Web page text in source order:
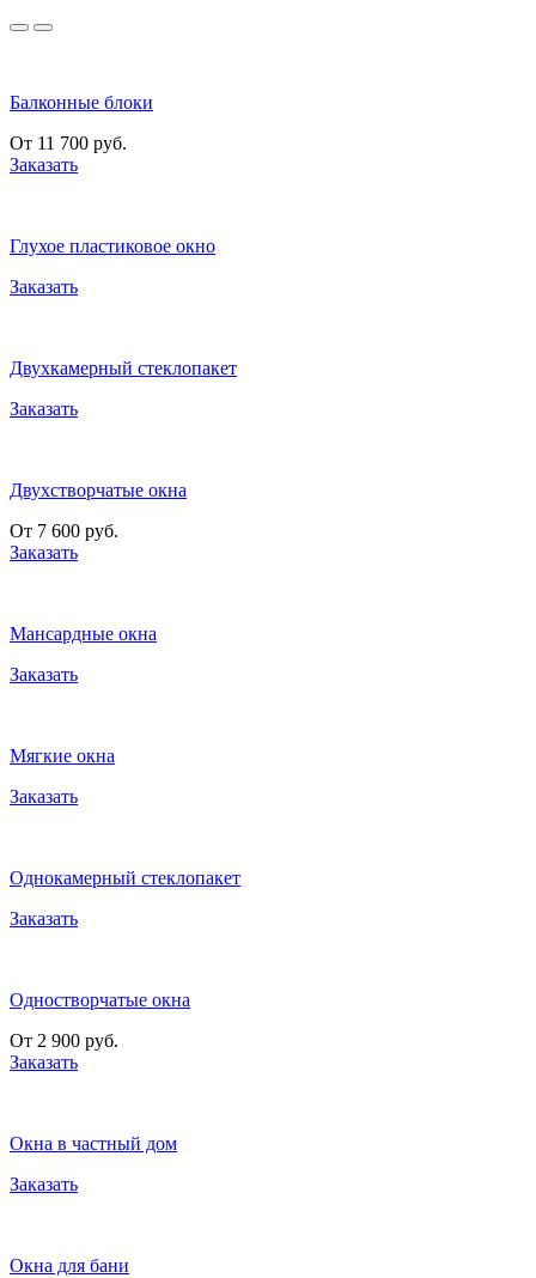
Балконные блоки
От 11 700 руб.
Заказать
Глухое пластиковое окно
Заказать
Двухкамерный стеклопакет
Заказать
Двухстворчатые окна
От 7 600 руб.
Заказать
Мансардные окна
Заказать
Мягкие окна
Заказать
Однокамерный стеклопакет
Заказать
Одностворчатые окна
От 2 900 руб.
Заказать
Окна в частный дом
Заказать
Окна для бани